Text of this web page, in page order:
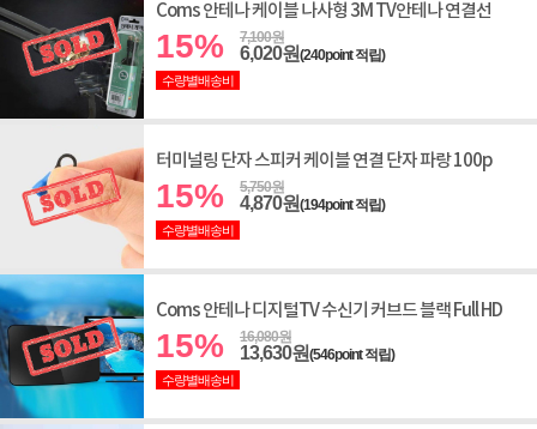
Coms 안테나 케이블 나사형 3M TV안테나 연결선
15% 7,100원
6,020원(240point 적립)
수량별배송비
터미널링 단자 스피커 케이블 연결 단자 파랑 100p
15% 5,750원
4,870원(194point 적립)
수량별배송비
Coms 안테나 디지털TV 수신기 커브드 블랙 Full HD
15% 16,080원
13,630원(546point 적립)
수량별배송비